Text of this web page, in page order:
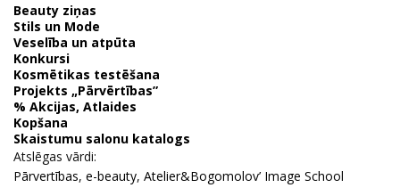
Beauty ziņas
Stils un Mode
Veselība un atpūta
Konkursi
Kosmētikas testēšana
Projekts „Pārvērtības”
% Akcijas, Atlaides
Kopšana
Skaistumu salonu katalogs
Atslēgas vārdi:
Pārvertības, e-beauty, Atelier&Bogomolov’ Image School